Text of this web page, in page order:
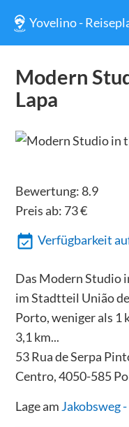
Yovelino -
Modern
Lapa
Bewertung: 8.9
Preis ab: 73€
Verfügbarkeit
Das Modern Studio
im Stadtteil União
Porto, weniger als 1
3,1 km...
53 Rua de Serpa
Centro, 4050-585
Lage am Jakobsweg